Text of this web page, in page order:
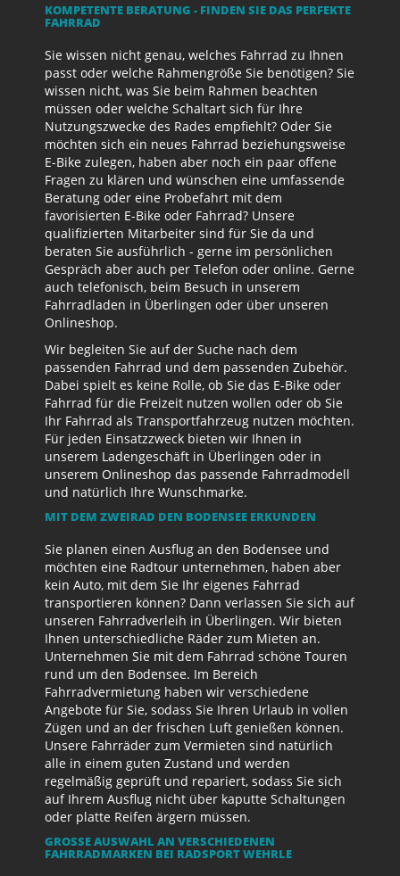
KOMPETENTE BERATUNG - FINDEN SIE DAS PERFEKTE
FAHRRAD
Sie wissen nicht genau, welches Fahrrad zu Ihnen
passt oder welche Rahmengröße Sie benötigen? Sie
wissen nicht, was Sie beim Rahmen beachten
müssen oder welche Schaltart sich für Ihre
Nutzungszwecke des Rades empfiehlt? Oder Sie
möchten sich ein neues Fahrrad beziehungsweise
E-Bike zulegen, haben aber noch ein paar offene
Fragen zu klären und wünschen eine umfassende
Beratung oder eine Probefahrt mit dem
favorisierten E-Bike oder Fahrrad? Unsere
qualifizierten Mitarbeiter sind für Sie da und
beraten Sie ausführlich - gerne im persönlichen
Gespräch aber auch per Telefon oder online. Gerne
auch telefonisch, beim Besuch in unserem
Fahrradladen in Überlingen oder über unseren
Onlineshop.
Wir begleiten Sie auf der Suche nach dem
passenden Fahrrad und dem passenden Zubehör.
Dabei spielt es keine Rolle, ob Sie das E-Bike oder
Fahrrad für die Freizeit nutzen wollen oder ob Sie
Ihr Fahrrad als Transportfahrzeug nutzen möchten.
Für jeden Einsatzzweck bieten wir Ihnen in
unserem Ladengeschäft in Überlingen oder in
unserem Onlineshop das passende Fahrradmodell
und natürlich Ihre Wunschmarke.
MIT DEM ZWEIRAD DEN BODENSEE ERKUNDEN
Sie planen einen Ausflug an den Bodensee und
möchten eine Radtour unternehmen, haben aber
kein Auto, mit dem Sie Ihr eigenes Fahrrad
transportieren können? Dann verlassen Sie sich auf
unseren Fahrradverleih in Überlingen. Wir bieten
Ihnen unterschiedliche Räder zum Mieten an.
Unternehmen Sie mit dem Fahrrad schöne Touren
rund um den Bodensee. Im Bereich
Fahrradvermietung haben wir verschiedene
Angebote für Sie, sodass Sie Ihren Urlaub in vollen
Zügen und an der frischen Luft genießen können.
Unsere Fahrräder zum Vermieten sind natürlich
alle in einem guten Zustand und werden
regelmäßig geprüft und repariert, sodass Sie sich
auf Ihrem Ausflug nicht über kaputte Schaltungen
oder platte Reifen ärgern müssen.
GROSSE AUSWAHL AN VERSCHIEDENEN F
AHRRADMARKEN BEI RADSPORT WEHRLE